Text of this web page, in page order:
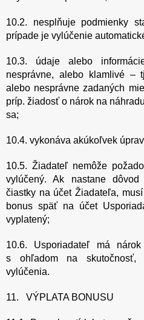
10.2. nesplňuje podmienky
prípade je vylúčenie
10.3. údaje alebo
nesprávne, alebo klamlivé –
alebo nesprávne zadaných
príp. žiadosť o nárok na
sa;
10.4. vykonáva akúkoľvek
10.5. Žiadateľ nemôže
vylúčený. Ak nastane
čiastky na účet Žiadateľa,
bonus späť na účet
vyplatený;
10.6. Usporiadateľ má
s ohľadom na
vylúčenia.
11. VÝPLATA BONUSU